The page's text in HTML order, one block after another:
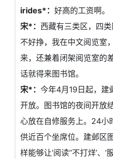
irides*： 好高的工资啊。
宋*： 西藏有三类区，四
不好挣，我在中文阅览室
来，还兼着闭架阅览室的
话就得来图书馆。
宋*： 今年4月19日起，建
开放。图书馆的夜间开放
心放在自修服务上。24小
供近百个坐席位。建邺区
样能够让‘阅读’‘不打烊’、‘